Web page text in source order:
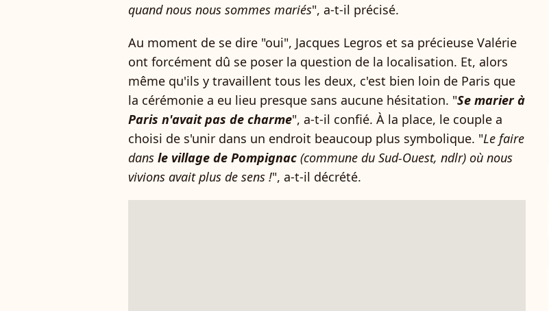
quand nous nous sommes mariés", a-t-il précisé.
Au moment de se dire "oui", Jacques Legros et sa précieuse Valérie
ont forcément dû se poser la question de la localisation. Et, alors
même qu'ils y travaillent tous les deux, c'est bien loin de Paris que
la cérémonie a eu lieu presque sans aucune hésitation. "Se marier à
Paris n'avait pas de charme", a-t-il confié. À la place, le couple a
choisi de s'unir dans un endroit beaucoup plus symbolique. "Le faire
dans le village de Pompignac (commune du Sud-Ouest, ndlr) où nous
vivions avait plus de sens !", a-t-il décrété.